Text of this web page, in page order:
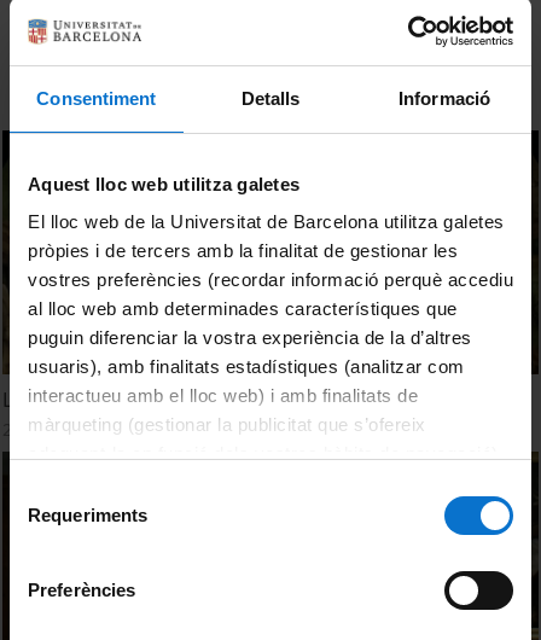
Consentiment Detalls Informació
Aquest lloc web utilitza galetes
El lloc web de la Universitat de Barcelona utilitza galetes
pròpies i de tercers amb la finalitat de gestionar les
vostres preferències (recordar informació perquè accediu
al lloc web amb determinades característiques que
puguin diferenciar la vostra experiència de la d’altres
usuaris), amb finalitats estadístiques (analitzar com
interactueu amb el lloc web) i amb finalitats de
màrqueting (gestionar la publicitat que s’ofereix
consultar laPolítica de galetes del lloc web de la
Requeriments
Preferències
Ordenar
La Piedad. Fernando Gallego
23 abril, 2012